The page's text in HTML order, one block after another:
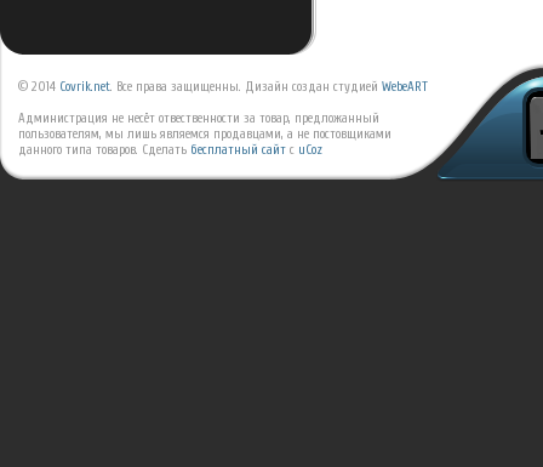
© 2014 Covrik.net. Все права защищенны. Дизайн создан студией WebeART
Администрация не несёт отвественности за товар, предложанный
пользователям, мы лишь являемся продавцами, а не постовщиками
данного типа товаров. Сделать бесплатный сайт с uCoz